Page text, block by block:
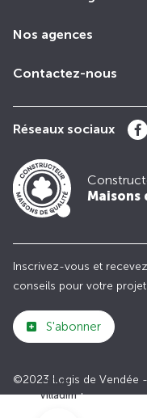
Club
Villadim
Nos agences
Contactez-nous
Réseaux sociaux
Maisons
Inscrivez-vous et
conseils pour votre
S'abonner
©2023 Logis de Vendée
Plan du site